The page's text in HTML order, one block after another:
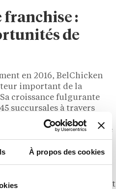
À propos des cookies
franchise :
de
en 2016, BelChicken
important de la
croissance fulgurante
succursales à travers
faire et de l’attrait
Avec des taux de réussite
continue de captiver les
national. Quinze
promettent de
et son influence sur la
Pour ouvrir un restaurant